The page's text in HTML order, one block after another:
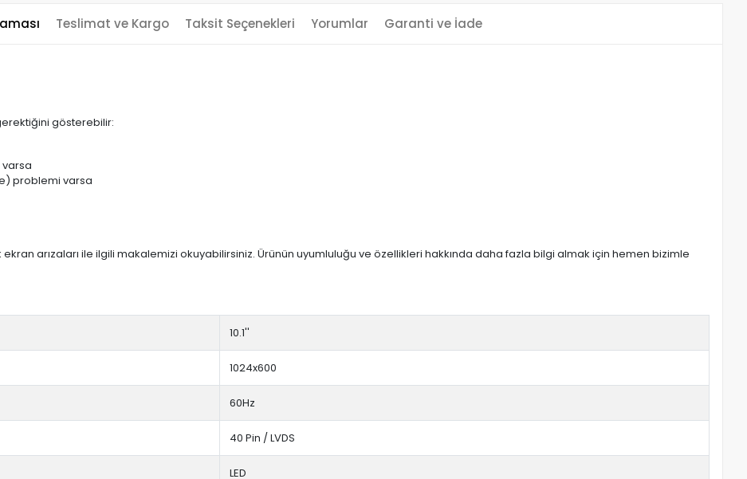
Teslimat ve Kargo Taksit Seçenekleri Yorumlar Garanti ve İade
gösterebilir:
problemi varsa
ekran arızaları ile ilgili makalemizi okuyabilirsiniz. Ürünün uyumluluğu ve özellikleri hakkında daha fazla bilgi almak için hemen bizimle
10.1''
1024x600
60Hz
40 Pin / LVDS
LED